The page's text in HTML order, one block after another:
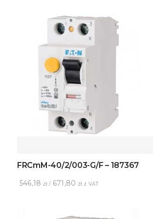
FRCmM-40/2/003-G/F – 187367
546,18 zł / 671,80 zł z VAT